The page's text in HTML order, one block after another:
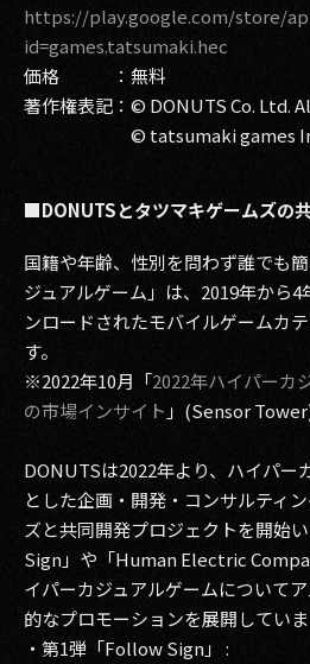
2009
https://play.google.com/store/
id=games.tatsumaki.hec
価格 ：無料
著作権表記：© DONUTS Co. Ltd.
© tatsumaki games Inc.
■DONUTSとタツマキゲームズの
国籍や年齢、性別を問わず誰でも
ジュアルゲーム」は、2019年から
ンロードされたモバイルゲームカ
す。
※2022年10月「2022年ハイパーカ
の市場インサイト 」(Sensor
DONUTSは2022年より、ハイパー
とした企画・開発・コンサルティ
ズと共同開発プロジェクトを開始
Sign」や「Human Electric
イパーカジュアルゲームについて
的なプロモーションを展開していま
・第1弾「Follow Sign」 :